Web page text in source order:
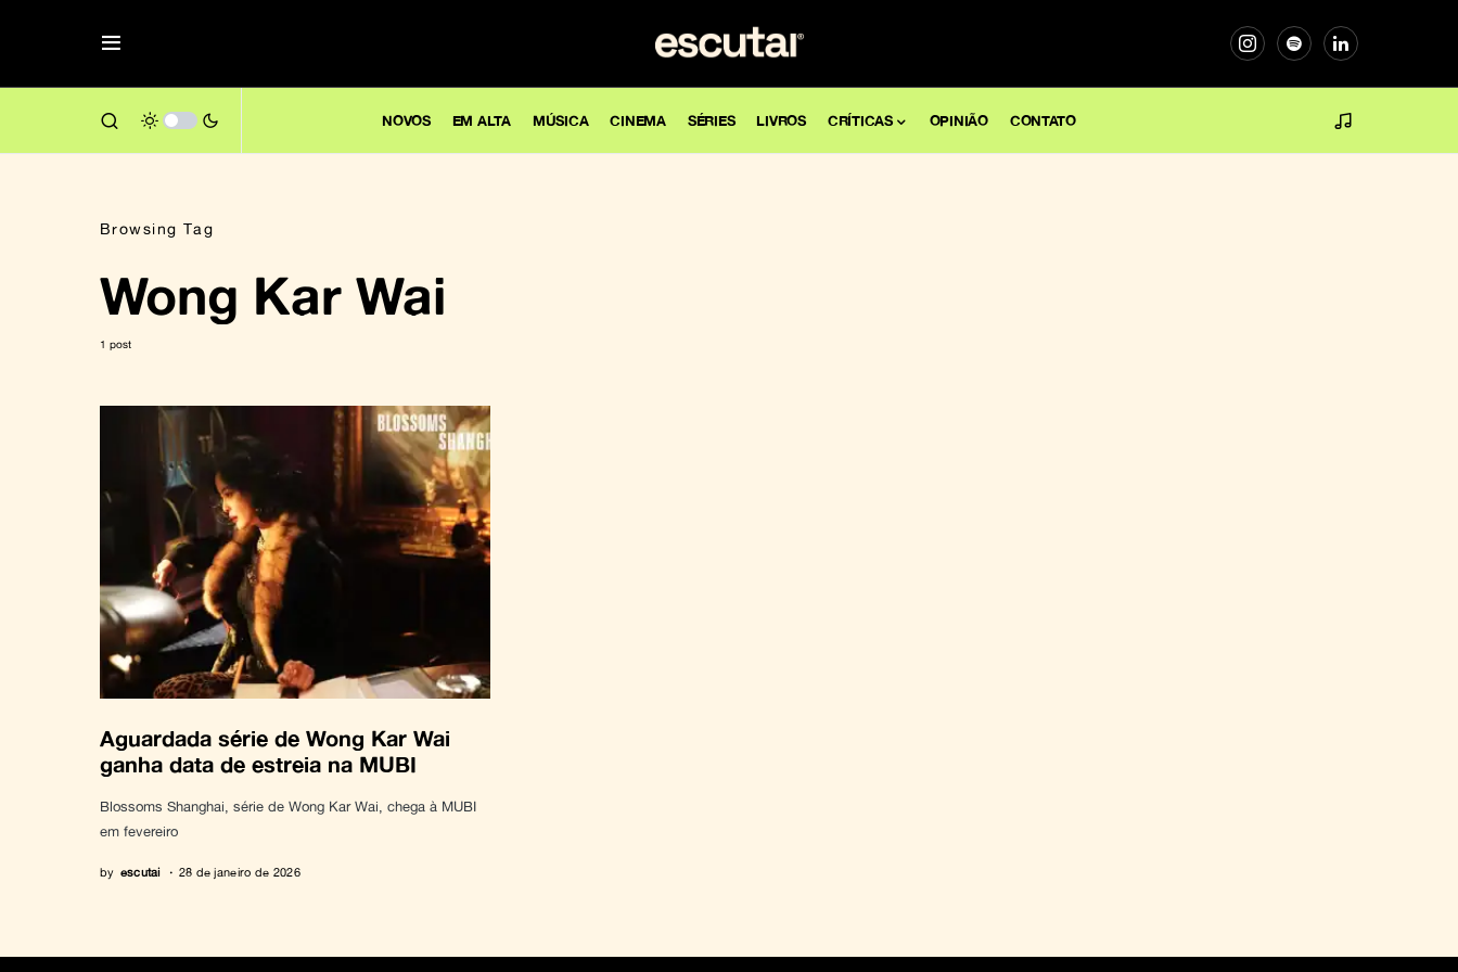
NOVOS EM ALTA MÚSICA CINEMA SÉRIES LIVROS CRÍTICAS OPINIÃO CONTATO
Browsing Tag
Wong Kar Wai
1 post
Aguardada série de Wong Kar Wai
ganha data de estreia na MUBI
Blossoms Shanghai, série de Wong Kar Wai, chega à MUBI
em fevereiro
by escutai 28 de janeiro de 2026